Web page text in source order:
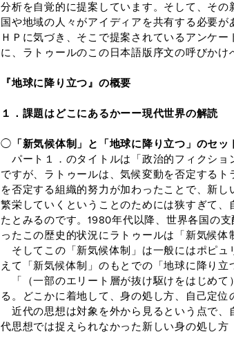
分析を自覚的に提案しています。そして、そ
国や地域の人々がアイディアを共有する必要
ＨＰに気づき、そこで提案されているアンケ
に、ラトゥールのこの日本語版序文の呼びかけ
『地球に降り立つ』の概要
１．課題はどこにあるかーー現代世界の解読
◯ 「新気候体制」と「地球に降り立つ」のセ
パート１．のタイトルは「政治的フィクショ
ですが、ラトゥールは、気候変動を否定する
を否定する組織的努力が加わったことで、新
繁栄していくということのためには狭すぎて
たとみるのです。1980年代以降、世界各国の
ったこの歴史的状況にラトゥールは「新気候体
そしてこの「新気候体制」は一般にはポピュ
えて「新気候体制」のもとでの「地球に降り
「（一部のエリート層が抜け駆けをはじめて
る。どこかに着地して、身の処し方、自己定位
近代の思想は対象を外から見るという点で、
代思想では捉えられなかった新しい身の処し方